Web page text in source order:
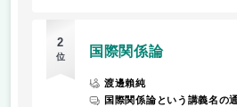
2
位 国際関係論
渡邊賴純